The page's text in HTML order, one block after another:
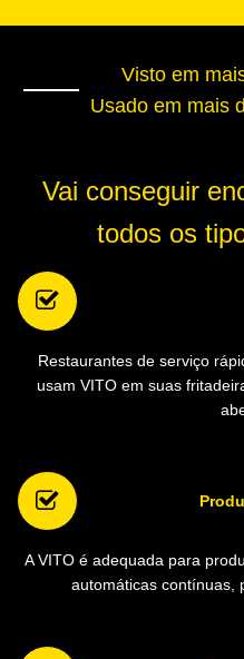
Visto em
Usado em mais
Vai conseguir
todos os
Restaurantes de serviço
usam VITO em suas
A VITO é adequada para
automáticas contínuas,